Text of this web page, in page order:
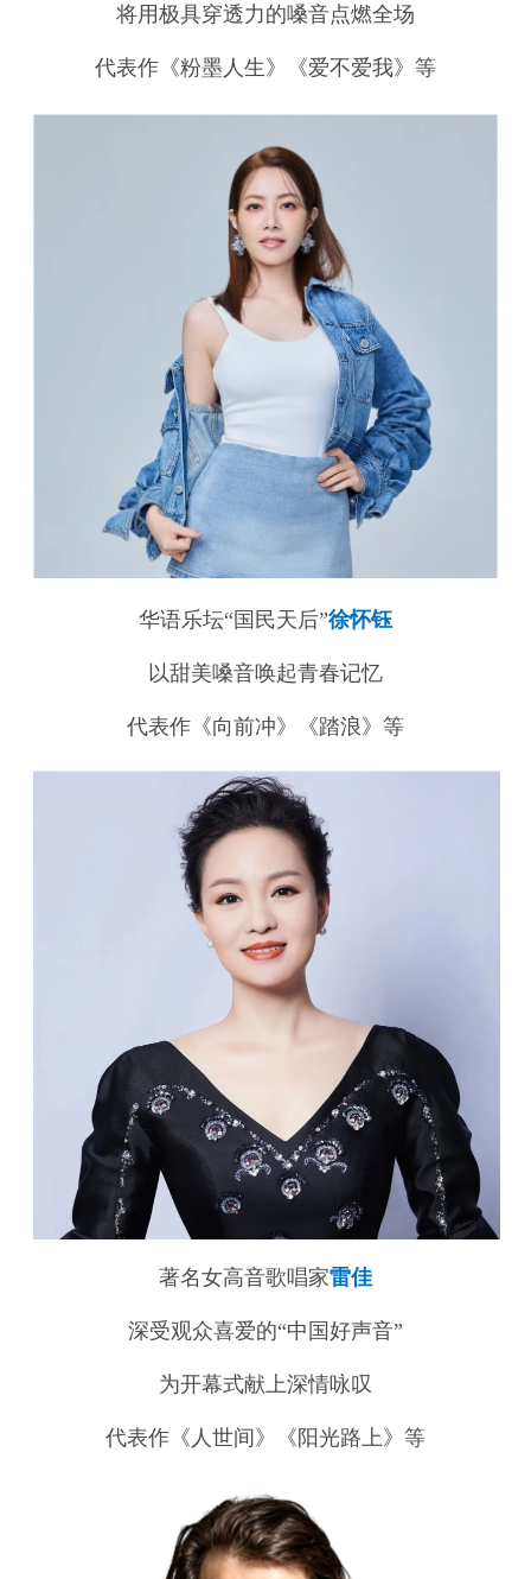
将用极具穿透力的嗓音点燃全场
代表作《粉墨人生》《爱不爱我》等
华语乐坛“国民天后”徐怀钰
以甜美嗓音唤起青春记忆
代表作《向前冲》《踏浪》等
著名女高音歌唱家雷佳
深受观众喜爱的“中国好声音”
为开幕式献上深情咏叹
代表作《人世间》《阳光路上》等